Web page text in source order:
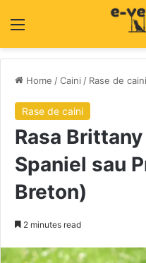
Home /Caini / Rase de caini
Rase de caini
Rasa
Spaniel sau
Breton)
2 minutes read